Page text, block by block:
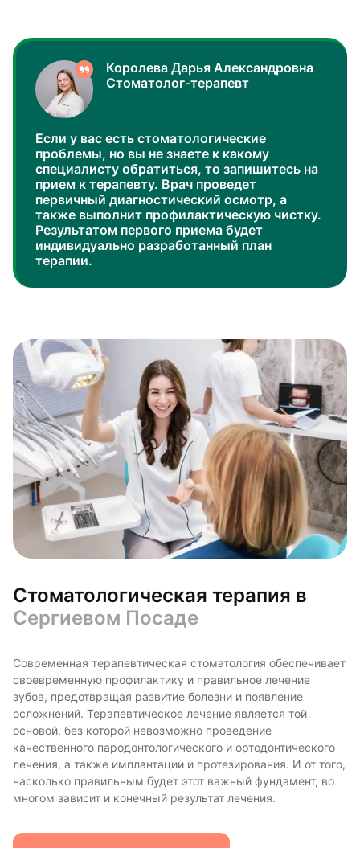
Королева Дарья Александровна
Стоматолог-терапевт
Если у вас есть стоматологические
проблемы, но вы не знаете к какому
специалисту обратиться, то запишитесь на
прием к терапевту. Врач проведет
первичный диагностический осмотр, а
также выполнит профилактическую чистку.
Результатом первого приема будет
индивидуально разработанный план
терапии.
Стоматологическая терапия в
Сергиевом Посаде
Современная терапевтическая стоматология обеспечивает
своевременную профилактику и правильное лечение
зубов, предотвращая развитие болезни и появление
осложнений. Терапевтическое лечение является той
основой, без которой невозможно проведение
качественного пародонтологического и ортодонтического
лечения, а также имплантации и протезирования. И от того,
насколько правильным будет этот важный фундамент, во
многом зависит и конечный результат лечения.